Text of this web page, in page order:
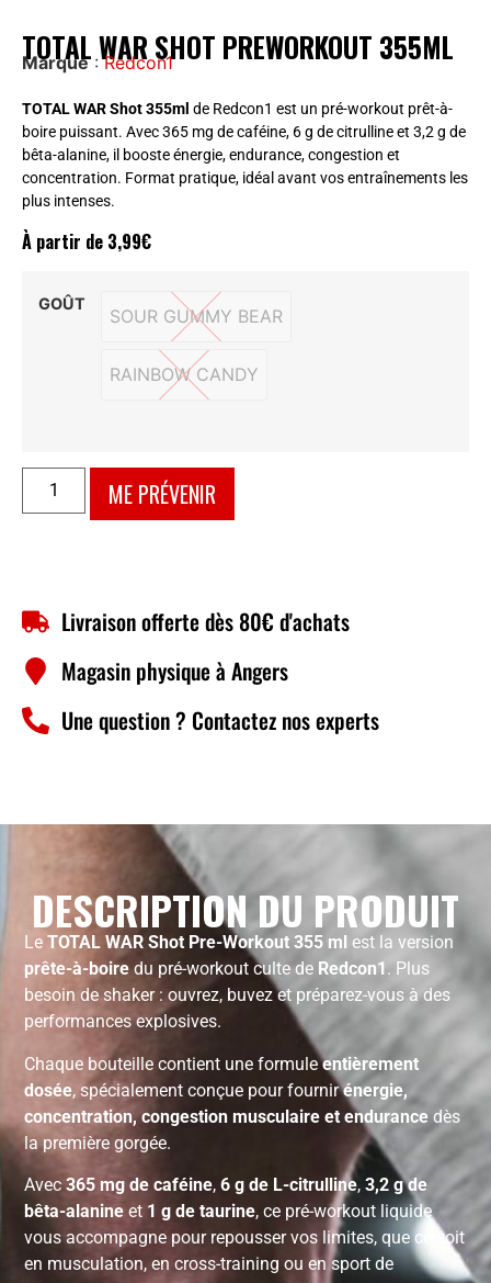
TOTAL WAR SHOT PREWORKOUT 355ML
Marque:Redcon1
TOTAL WAR Shot 355ml de Redcon1 est un pré-workout prêt-à-
boire puissant. Avec 365 mg de caféine, 6 g de citrulline et 3,2 g de
bêta-alanine, il booste énergie, endurance, congestion et
concentration. Format pratique, idéal avant vos entraînements les
plus intenses.
À partir de 3,99€
GOÛT
SOUR GUMMY BEAR
SOUR GUMMY BEAR
RAINBOW CANDY
RAINBOW CANDY
ME PRÉVENIR
Livraison offerte dès 80€ d'achats
Magasin physique à Angers
Une question ? Contactez nos experts
DESCRIPTION DU PRODUIT
LeTOTAL WAR Shot Pre-Workout 355 ml est la version
prête-à-boire du pré-workout culte de Redcon1 . Plus
besoin de shaker : ouvrez, buvez et préparez-vous à des
performances explosives.
Chaque bouteille contient une formuleentièrement
dosée, spécialement conçue pour fournirénergie,
concentration, congestion musculaire et endurance dès
la première gorgée.
Avec365 mg de caféine,6 g de L-citrulline,3,2 g de
bêta-alanine et 1 g de taurine, ce pré-workout liquide
vous accompagne pour repousser vos limites, que ce soit
en musculation, en cross-training ou en sport de